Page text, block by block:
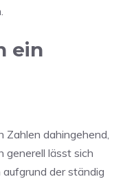
ein
dahingehend,
generell lässt sich
der ständig